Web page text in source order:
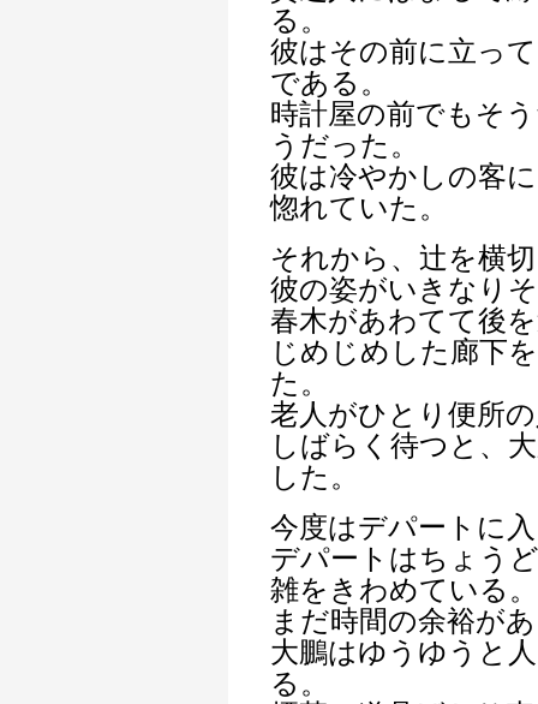
る。
彼はその前に立っ
である。
時計屋の前でもそ
うだった。
彼は冷やかしの客
惚れていた。
それから、辻を横
彼の姿がいきなり
春木があわてて後
じめじめした廊下
た。
老人がひとり便所
しばらく待つと、
した。
今度はデパートに
デパートはちょう
雑をきわめている。
まだ時間の余裕が
大鵬はゆうゆうと
る。